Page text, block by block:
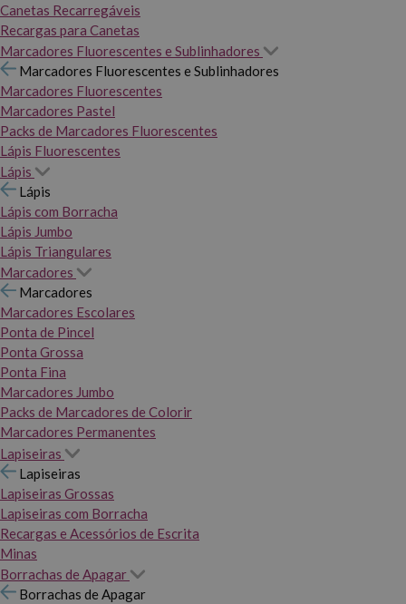
Canetas Recarregáveis
Recargas para Canetas
Marcadores Fluorescentes e Sublinhadores
Marcadores Fluorescentes e Sublinhadores
Marcadores Fluorescentes
Marcadores Pastel
Packs de Marcadores Fluorescentes
Lápis Fluorescentes
Lápis
Lápis
Lápis com Borracha
Lápis Jumbo
Lápis Triangulares
Marcadores
Marcadores
Marcadores Escolares
Ponta de Pincel
Ponta Grossa
Ponta Fina
Marcadores Jumbo
Packs de Marcadores de Colorir
Marcadores Permanentes
Lapiseiras
Lapiseiras
Lapiseiras Grossas
Lapiseiras com Borracha
Recargas e Acessórios de Escrita
Minas
Borrachas de Apagar
Borrachas de Apagar